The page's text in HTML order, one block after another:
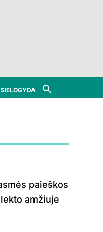
SIELOGYDA
paieškos
amžiuje